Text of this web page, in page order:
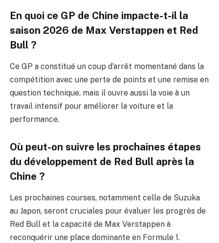
En quoi ce GP de Chine impacte-t-il la
saison 2026 de Max Verstappen et Red
Bull ?
Ce GP a constitué un coup d’arrêt momentané dans la
compétition avec une perte de points et une remise en
question technique, mais il ouvre aussi la voie à un
travail intensif pour améliorer la voiture et la
performance.
Où peut-on suivre les prochaines étapes
du développement de Red Bull après la
Chine ?
Les prochaines courses, notamment celle de Suzuka
au Japon, seront cruciales pour évaluer les progrès de
Red Bull et la capacité de Max Verstappen à
reconquérir une place dominante en Formule 1.